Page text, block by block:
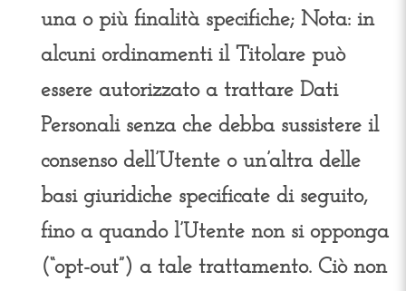
una o più finalità specifiche; Nota: in
alcuni ordinamenti il Titolare può
essere autorizzato a trattare Dati
Personali senza che debba sussistere il
consenso dell’Utente o un’altra delle
basi giuridiche specificate di seguito,
fino a quando l’Utente non si opponga
(“opt-out”) a tale trattamento. Ciò non